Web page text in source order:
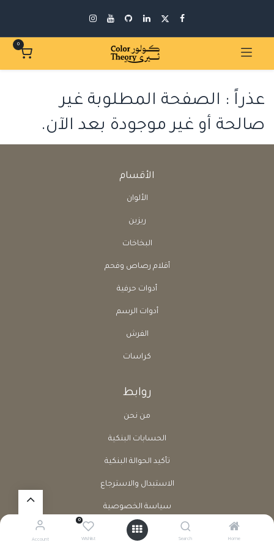
Home
Search
0
Wishlist
Account
0
عذراً : الصفحة المطلوبة غير
صالحة أو غير موجودة بعد الآن.
الأقسام
الألوان
ريزين
البخاخات
أقلام رصاص وفحم
أدوات حرفية
أدوات الرسم
الفرش
كراسات
روابط
من نحن
الحسابات البنكية
تأكيد الحوالة البنكية
الاستبدال والاسترجاع
سياسة الخصوصية
الشروط والأحكام